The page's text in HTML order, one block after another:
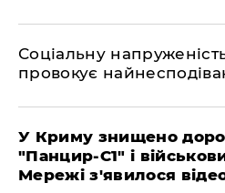
Соціальну
провокує
У Криму знищено
"Панцир-С1" і
Мережі з'явилося